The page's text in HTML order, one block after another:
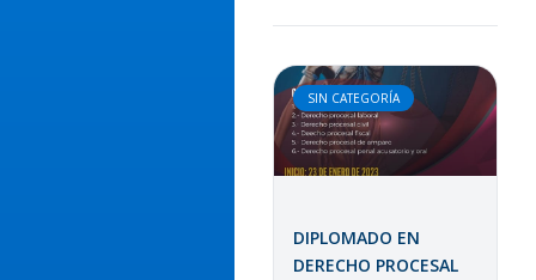
SIN CATEGORÍA
DIPLOMADO EN
DERECHO PROCESAL